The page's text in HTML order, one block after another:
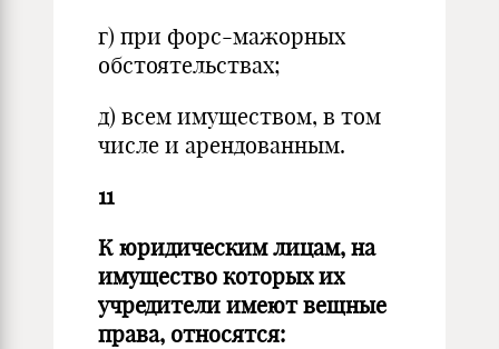
г) при форс-мажорных
обстоятельствах;
д) всем имуществом, в том
числе и арендованным.
11
К юридическим лицам, на
имущество которых их
учредители имеют вещные
права, относятся: